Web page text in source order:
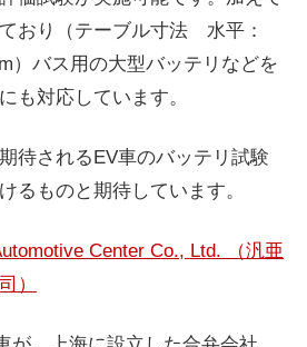
おり（テーブル寸法 水平：
）バス用の大型バッテリなどを
も対応しています。
待されるEV車のバッテリ試験
るものと期待しています。
Center Co., Ltd. （汎亜
）